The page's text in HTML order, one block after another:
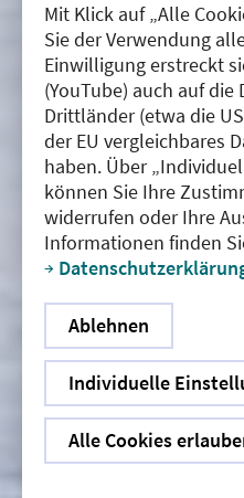
Mit Klick auf „Alle
Sie der Verwendung
Einwilligung erstreckt
(YouTube) auch auf
Drittländer (etwa die
der EU vergleichbares
haben. Über
können Sie Ihre
widerrufen oder Ihre
Informationen finden
Ablehnen
Individuelle
Alle Cookies